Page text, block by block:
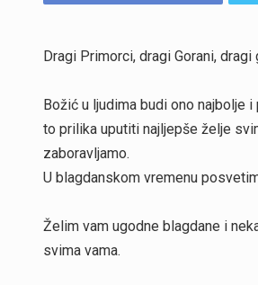
Dragi Primorci, dragi Gorani,
Božić u ljudima budi ono najbolje
to prilika uputiti najljepše želje
zaboravljamo.
U blagdanskom vremenu
Želim vam ugodne blagdane i
svima vama.